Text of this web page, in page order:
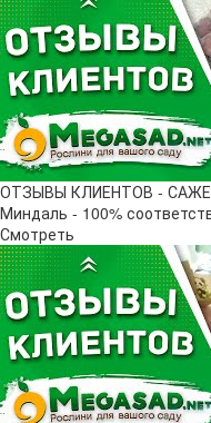
ОТЗЫВЫ КЛИЕНТОВ -
Миндаль - 100%
Смотреть